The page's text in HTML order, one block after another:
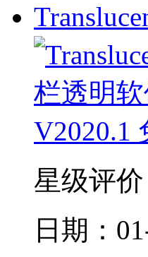
星级评价
日期：